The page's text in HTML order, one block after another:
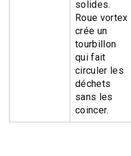
solides.
Roue vortex
crée un
tourbillon
qui fait
circuler les
déchets
sans les
coincer.